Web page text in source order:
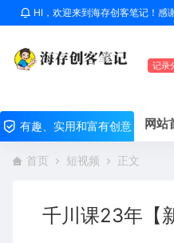
HI，欢迎来到海存创客笔记！感
记录
有趣、实用和富有创意 网站
首页 短视频 正文
千川课23年【